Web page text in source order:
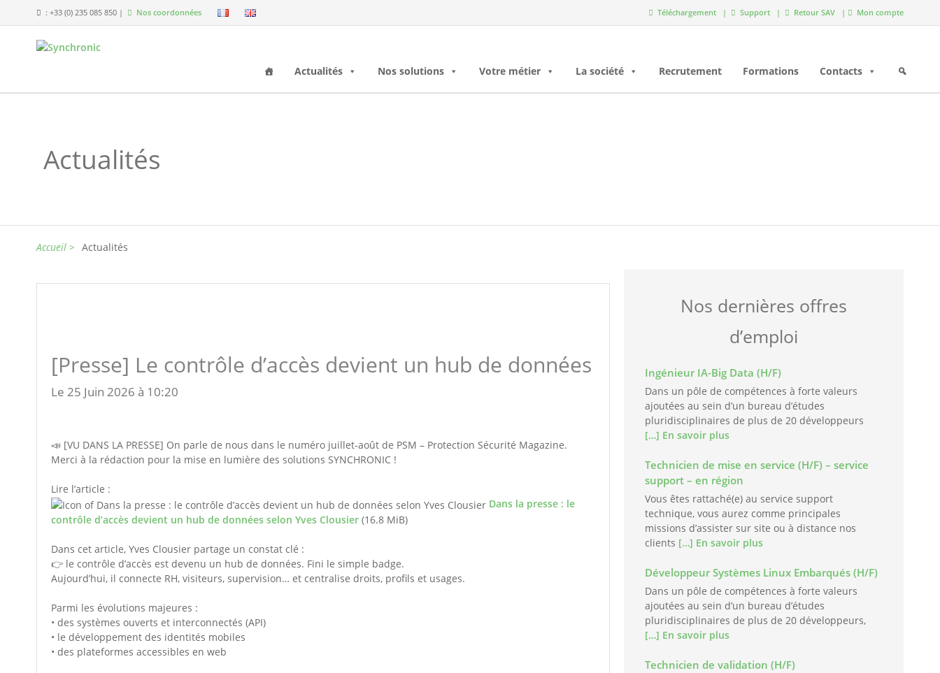
: +33 (0) 235 085 850 | Nos coordonnées Téléchargement | Support | Retour SAV | Mon compte
Actualités Nos solutions Votre métier La société Recrutement Formations Contacts
Actualités
Accueil > Actualités
[Presse] Le contrôle d’accès devient un hub de données
Le 25 Juin 2026 à 10:20
📣 [VU DANS LA PRESSE] On parle de nous dans le numéro juillet-août de PSM – Protection Sécurité Magazine.
Merci à la rédaction pour la mise en lumière des solutions SYNCHRONIC !
Lire l’article :
Dans la presse : le
contrôle d’accès devient un hub de données selon Yves Clousier (16.8 MiB)
Dans cet article, Yves Clousier partage un constat clé :
👉 le contrôle d’accès est devenu un hub de données. Fini le simple badge.
Aujourd’hui, il connecte RH, visiteurs, supervision… et centralise droits, profils et usages.
Parmi les évolutions majeures :
• des systèmes ouverts et interconnectés (API)
• le développement des identités mobiles
• des plateformes accessibles en web
Nos dernières offres
d’emploi
Ingénieur IA-Big Data (H/F)
Dans un pôle de compétences à forte valeurs
ajoutées au sein d’un bureau d’études
pluridisciplinaires de plus de 20 développeurs
[…] En savoir plus
Technicien de mise en service (H/F) – service
support – en région
Vous êtes rattaché(e) au service support
technique, vous aurez comme principales
missions d’assister sur site ou à distance nos
clients […] En savoir plus
Développeur Systèmes Linux Embarqués (H/F)
Dans un pôle de compétences à forte valeurs
ajoutées au sein d’un bureau d’études
pluridisciplinaires de plus de 20 développeurs,
[…] En savoir plus
Technicien de validation (H/F)